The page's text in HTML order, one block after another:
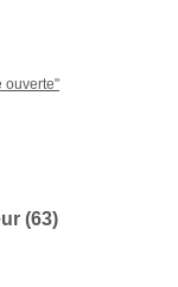
ouverte"
(63)